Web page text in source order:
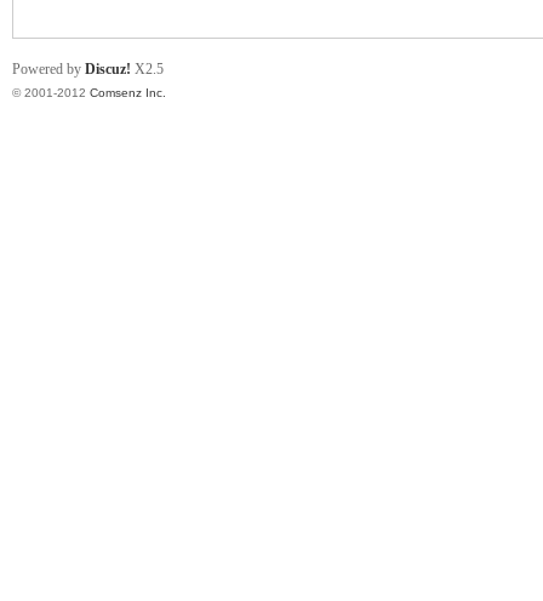
Powered by Discuz! X2.5
© 2001-2012 Comsenz Inc.